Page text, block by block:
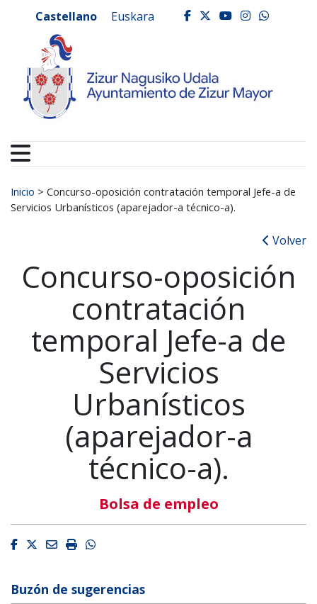
Ayuntamiento de
Castellano Euskara facebook
twitter
youtube
Buscar:
Inicio > Concurso-oposición contratación temporal Jefe-a de
Servicios Urbanísticos (aparejador-a técnico-a).
Volver
Concurso-oposición
contratación
temporal Jefe-a de
Servicios
Urbanísticos
(aparejador-a
técnico-a).
Bolsa de empleo
Facebook
Twitter
EmailImprimirWhatsapp
Buzón de sugerencias